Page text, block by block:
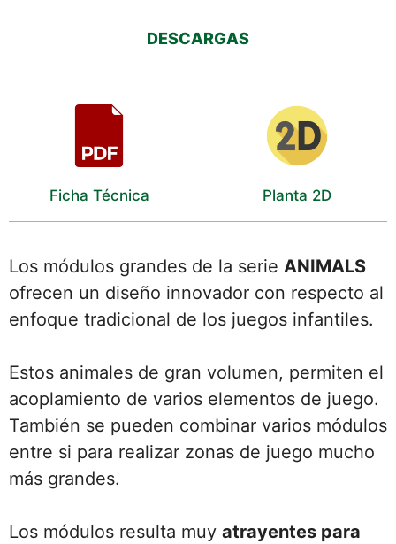
DESCARGAS
Ficha Técnica Planta 2D
Los módulos grandes de la serie ANIMALS
ofrecen un diseño innovador con respecto al
enfoque tradicional de los juegos infantiles.
Estos animales de gran volumen, permiten el
acoplamiento de varios elementos de juego.
También se pueden combinar varios módulos
entre si para realizar zonas de juego mucho
más grandes.
Los módulos resulta muy atrayentes para